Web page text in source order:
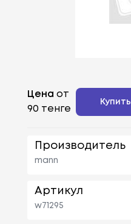
Цена от
90 тенге
Купить
Производитель
mann
Артикул
w71295